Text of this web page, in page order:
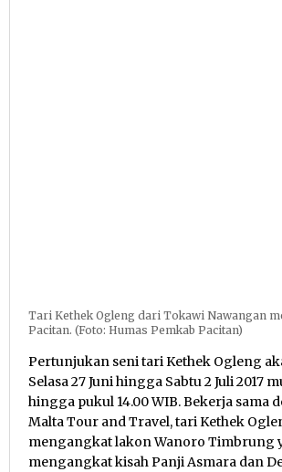
Tari Kethek Ogleng dari Tokawi Nawangan
Pacitan. (Foto: Humas Pemkab Pacitan)
Pertunjukan seni tari Kethek Ogleng
Selasa 27 Juni hingga Sabtu 2 Juli 2017
hingga pukul 14.00 WIB. Bekerja sama
Malta Tour and Travel, tari Kethek
mengangkat lakon Wanoro Timbrung
mengangkat kisah Panji Asmara dan